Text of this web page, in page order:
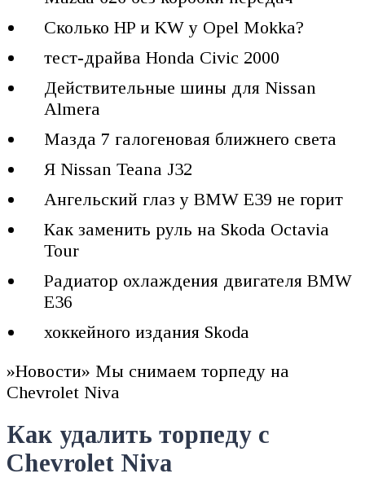
Сколько HP и KW у Opel Mokka?
тест-драйва Honda Civic 2000
Действительные шины для Nissan
Almera
Мазда 7 галогеновая ближнего света
Я Nissan Teana J32
Ангельский глаз у BMW E39 не горит
Как заменить руль на Skoda Octavia
Tour
Радиатор охлаждения двигателя BMW
E36
хоккейного издания Skoda
»Новости» Мы снимаем торпеду на
Chevrolet Niva
Как удалить торпеду с
Chevrolet Niva